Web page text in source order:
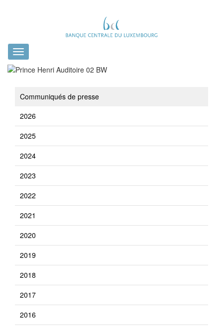
Toggle
navigation
Communiqués de presse
2026
2025
2024
2023
2022
2021
2020
2019
2018
2017
2016